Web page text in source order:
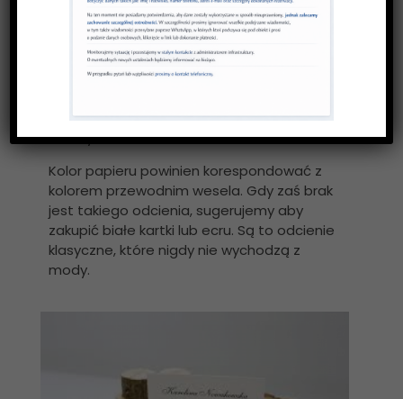
Wydrukuj winietki na odpowiednim papierze
Do druku winietek powinniśmy użyć
sztywnego papieru o wysokiej jakości
winietki weselne nie będą wyglądać
estetycznie.
Kolor papieru powinien korespondować z
kolorem przewodnim wesela. Gdy zaś brak
jest takiego odcienia, sugerujemy aby
zakupić białe kartki lub ecru. Są to odcienie
klasyczne, które nigdy nie wychodzą z
mody.